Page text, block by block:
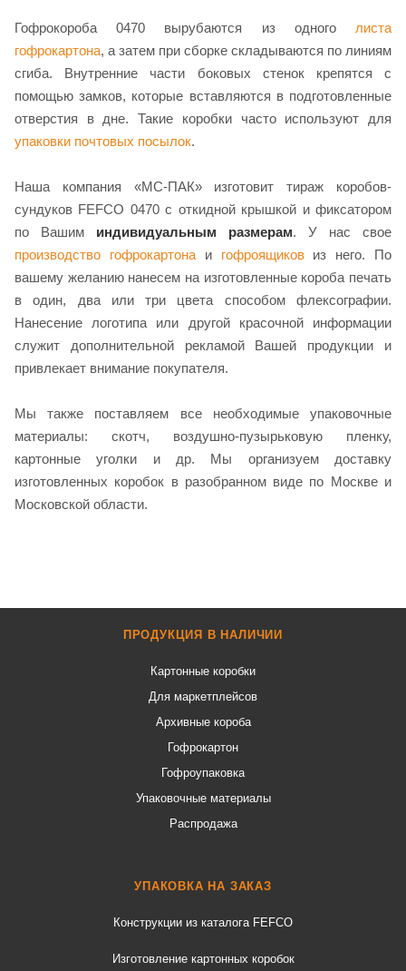
Гофрокороба 0470 вырубаются из одного листа
гофрокартона, а затем при сборке складываются по линиям
сгиба. Внутренние части боковых стенок крепятся с
помощью замков, которые вставляются в подготовленные
отверстия в дне. Такие коробки часто используют для
упаковки почтовых посылок.
Наша компания «МС-ПАК» изготовит тираж коробов-
сундуков FEFCO 0470 с откидной крышкой и фиксатором
по Вашим индивидуальным размерам. У нас свое
производство гофрокартонаи гофроящиковиз него. По
вашему желанию нанесем на изготовленные короба печать
в один, два или три цвета способом флексографии.
Нанесение логотипа или другой красочной информации
служит дополнительной рекламой Вашей продукции и
привлекает внимание покупателя.
Мы также поставляем все необходимые упаковочные
материалы: скотч, воздушно-пузырьковую пленку,
картонные уголки и др. Мы организуем доставку
изготовленных коробок в разобранном виде по Москве и
Московской области.
ПРОДУКЦИЯ В НАЛИЧИИ
Картонные коробки
Для маркетплейсов
Архивные короба
Гофрокартон
Гофроупаковка
Упаковочные материалы
Распродажа
УПАКОВКА НА ЗАКАЗ
Конструкции из каталога FEFCO
Изготовление картонных коробок